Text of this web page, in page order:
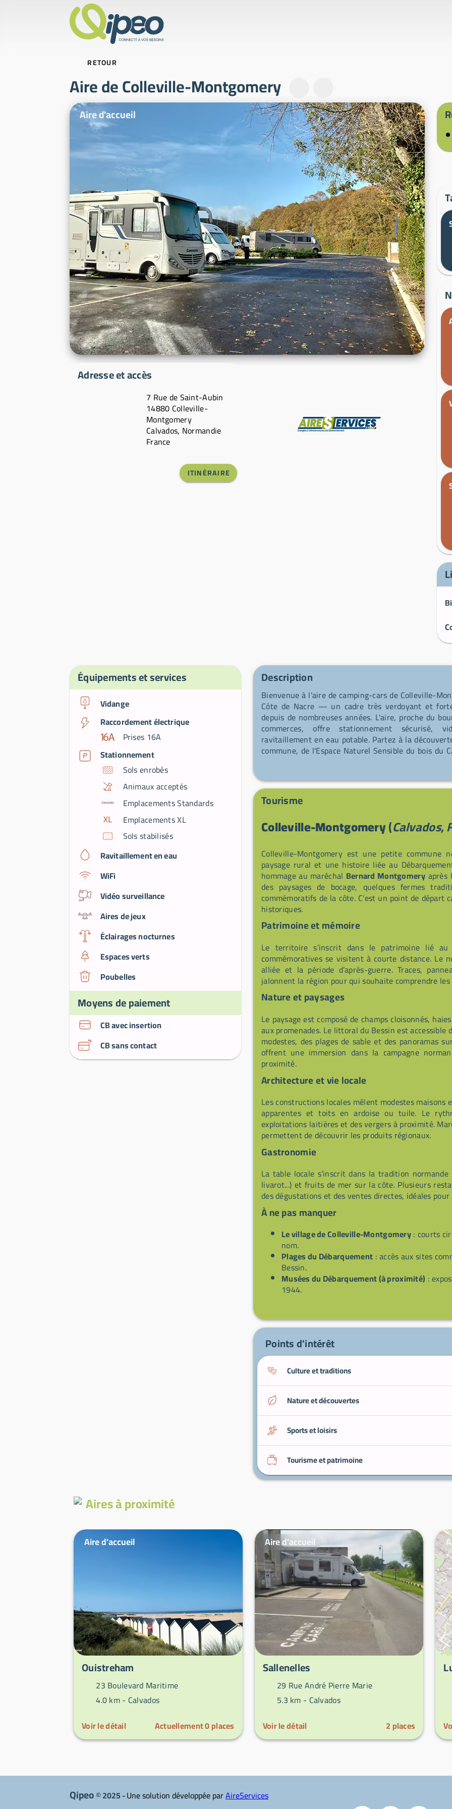
RETOUR
Aire de Colleville-Montgomery
Photos d'illustration
Aire d'accueil
Adresse et accès
7 Rue de Saint-Aubin
14880 Colleville-
Montgomery
Calvados, Normandie
France
ITINÉRAIRE
Fabricant
Équipements et services
Vidange
Raccordement électrique
Prises 16A
Stationnement
Sols enrobés
Animaux acceptés
Emplacements Standards
Emplacements XL
Sols stabilisés
Ravitaillement en eau
WiFi
Vidéo surveillance
Aires de jeux
Éclairages nocturnes
Espaces verts
Poubelles
Moyens de paiement
CB avec insertion
CB sans contact
Description
Bienvenue à l'aire de camping-cars de Colleville-
Côte de Nacre — un cadre très verdoyant et
depuis de nombreuses années. L'aire, proche du
commerces, offre stationnement sécurisé,
ravitaillement en eau potable. Partez à la
commune, de l'Espace Naturel Sensible du bois du
la riche faune et flore locales. À deux pas, une
petites dunes préservées, et la région invite à
fromages AOP du Pays d'Auge, coquilles Saint-
Tourisme
Colleville-Montgomery(Calvados,
Colleville-Montgomery est une petite commune
paysage rural et une histoire liée au
hommage au maréchal Bernard Montgomeryaprès
des paysages de bocage, quelques fermes
commémoratifs de la côte. C’est un point de départ
historiques.
Patrimoine et mémoire
Le territoire s’inscrit dans le patrimoine lié au
commémoratives se visitent à courte distance. Le
alliée et la période d’après-guerre. Traces,
jalonnent la région pour qui souhaite comprendre
Nature et paysages
Le paysage est composé de champs cloisonnés,
aux promenades. Le littoral du Bessin est
modestes, des plages de sable et des panoramas
offrent une immersion dans la campagne
proximité.
Architecture et vie locale
Les constructions locales mêlent modestes
apparentes et toits en ardoise ou tuile. Le
exploitations laitières et des vergers à proximité.
permettent de découvrir les produits régionaux.
Gastronomie
La table locale s’inscrit dans la tradition normande
livarot...) et fruits de mer sur la côte. Plusieurs
des dégustations et des ventes directes, idéales
À ne pas manquer
Le village de Colleville-Montgomery: courts
nom.
Plages du Débarquement : accès aux sites
Bessin.
Musées du Débarquement (à proximité) :
1944.
Points d'intérêt
Culture et traditions
Nature et découvertes
Sports et loisirs
Tourisme et patrimoine
Aires à proximité
Aire d'accueil
Ouistreham
23 Boulevard Maritime
4.0 km - Calvados
Voir le détail
Actuellement0places
Aire d'accueil
Sallenelles
29 Rue André Pierre Marie
5.3 km - Calvados
Voir le détail
2 places
Qipeo© 2025 -Une solution développée parAireServices